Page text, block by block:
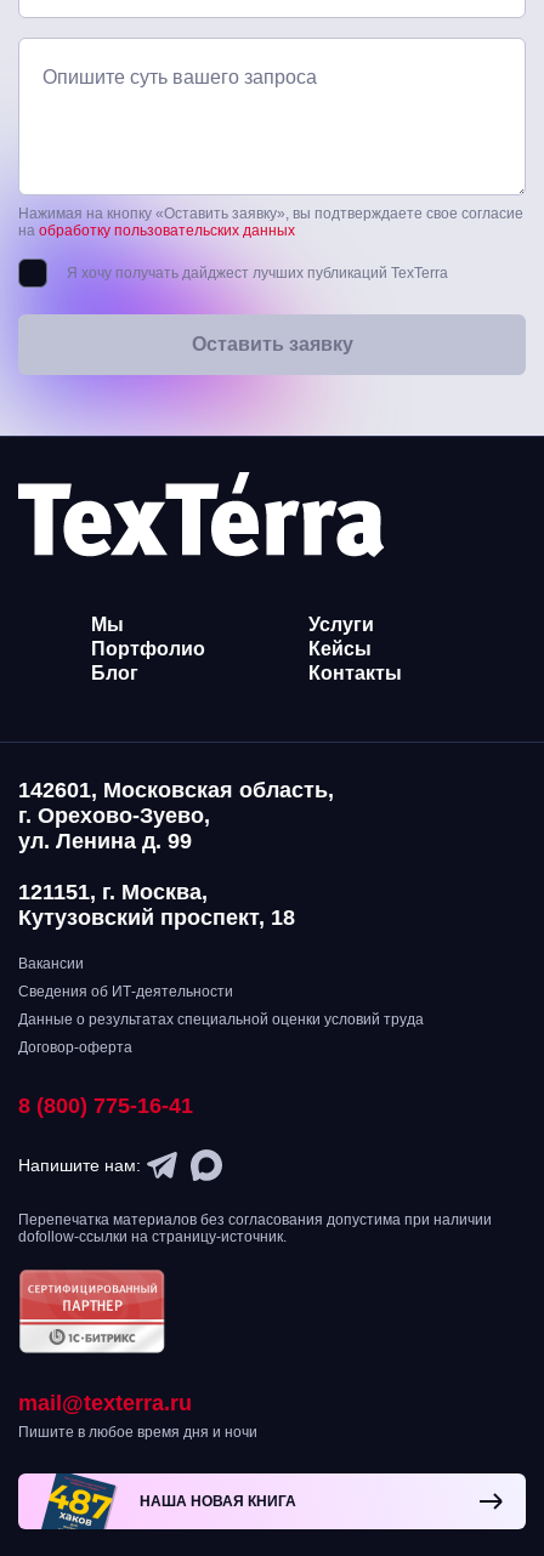
Опишите суть вашего запроса
Нажимая на кнопку «Оставить заявку», вы подтверждаете свое согласие
на обработку пользовательских данных
Я хочу получать дайджест лучших публикаций TexTerra
Оставить заявку
Мы
Услуги
Портфолио
Кейсы
Блог
Контакты
142601, Московская область,
г. Орехово-Зуево,
ул. Ленина д. 99
121151, г. Москва,
Кутузовский проспект, 18
Вакансии
Сведения об ИТ-деятельности
Данные о результатах специальной оценки условий труда
Договор-оферта
8 (800) 775-16-41
Напишите нам:
Перепечатка материалов без согласования допустима при наличии
dofollow-ссылки на страницу-источник.
mail@texterra.ru
Пишите в любое время дня и ночи
НАША НОВАЯ КНИГА